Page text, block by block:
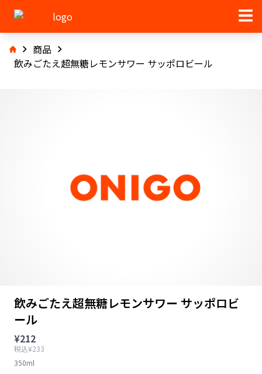
商品
飲みごたえ超無糖レモンサワー サッポロビール
飲みごたえ超無糖レモンサワー サッポロビ
ール
¥212
税込¥233
350ml